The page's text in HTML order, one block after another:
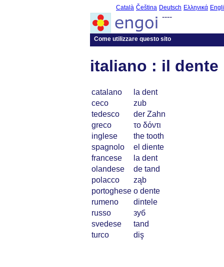
Català Čeština Deutsch Ελληνικά
----
Come utilizzare questo sito
italiano : il dente
catalano
la dent
ceco
zub
tedesco
der Zahn
greco
το δόντι
inglese
the tooth
spagnolo
el diente
francese
la dent
olandese
de tand
polacco
ząb
portoghese o dente
rumeno
dintele
russo
зуб
svedese
tand
turco
diş